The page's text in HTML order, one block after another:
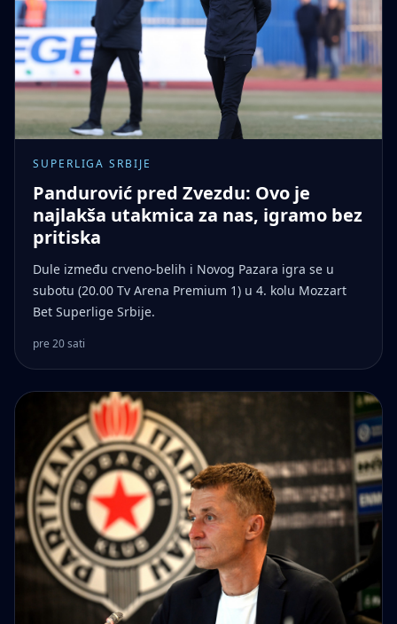
SUPERLIGA SRBIJE
Pandurović pred Zvezdu: Ovo je
najlakša utakmica za nas, igramo bez
pritiska
Dule između crveno-belih i Novog Pazara igra se u
subotu (20.00 Tv Arena Premium 1) u 4. kolu Mozzart
Bet Superlige Srbije.
pre 20 sati